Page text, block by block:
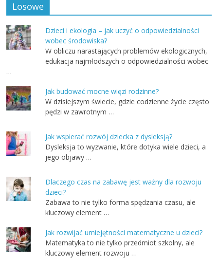
Losowe
Dzieci i ekologia – jak uczyć o odpowiedzialności
wobec środowiska?
W obliczu narastających problemów ekologicznych,
edukacja najmłodszych o odpowiedzialności wobec
…
Jak budować mocne więzi rodzinne?
W dzisiejszym świecie, gdzie codzienne życie często
pędzi w zawrotnym …
Jak wspierać rozwój dziecka z dysleksją?
Dysleksja to wyzwanie, które dotyka wiele dzieci, a
jego objawy …
Dlaczego czas na zabawę jest ważny dla rozwoju
dzieci?
Zabawa to nie tylko forma spędzania czasu, ale
kluczowy element …
Jak rozwijać umiejętności matematyczne u dzieci?
Matematyka to nie tylko przedmiot szkolny, ale
kluczowy element rozwoju …